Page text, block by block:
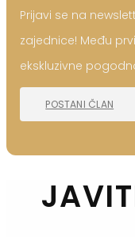
Prijavi se na
zajednice! Među
ekskluzivne
POSTANI ČLAN